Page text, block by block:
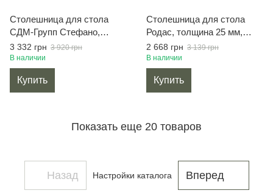
Столешница для стола
СДМ-Групп Стефано,
круглая, диаметр 80 см
белый
3 332 грн 3 920 грн
В наличии
Купить
Столешница для стола
Родас, толщина 25 мм,
прямоугольная, 120 * 60 см
белая
2 668 грн 3 139 грн
В наличии
Купить
Показать еще 20 товаров
Назад Настройки каталога Вперед